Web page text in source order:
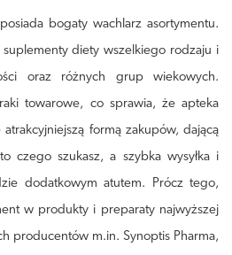
bogaty wachlarz asortymentu.
diety wszelkiego rodzaju i
oraz różnych grup wiekowych.
towarowe, co sprawia, że apteka
formą zakupów, dającą
czego szukasz, a szybka wysyłka i
dodatkowym atutem. Prócz tego,
w produkty i preparaty najwyższej
producentów m.in. Synoptis Pharma,